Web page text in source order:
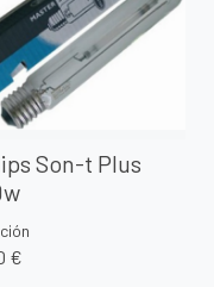
Son-t Plus
€